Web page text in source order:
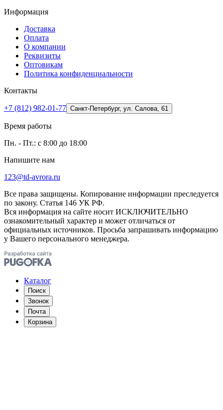
Информация
Доставка
Оплата
О компании
Реквизиты
Оптовикам
Политика конфиденциальности
Контакты
+7 (812) 982-01-77 Санкт-Петербург, ул. Салова, 61
Время работы
Пн. - Пт.: с 8:00 до 18:00
Напишите нам
123@td-avrora.ru
Все права защищены. Копирование информации преследуется
по закону. Статья 146 УК РФ.
Вся информация на сайте носит ИСКЛЮЧИТЕЛЬНО
ознакомительный характер и может отличаться от
официальных источников. Просьба запрашивать информацию
у Вашего персонального менеджера.
Каталог
Поиск
Звонок
Почта
Корзина